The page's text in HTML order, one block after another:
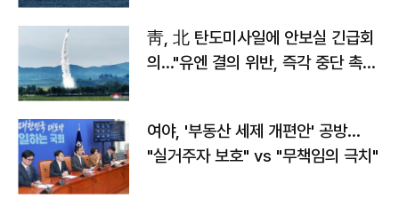
靑, 北 탄도미사일에 안보실 긴급회
의…"유엔 결의 위반, 즉각 중단 촉
여야, '부동산 세제 개편안' 공방…
"실거주자 보호" vs "무책임의 극치"